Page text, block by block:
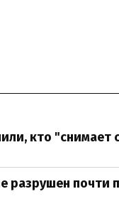
кто "снимает
разрушен почти